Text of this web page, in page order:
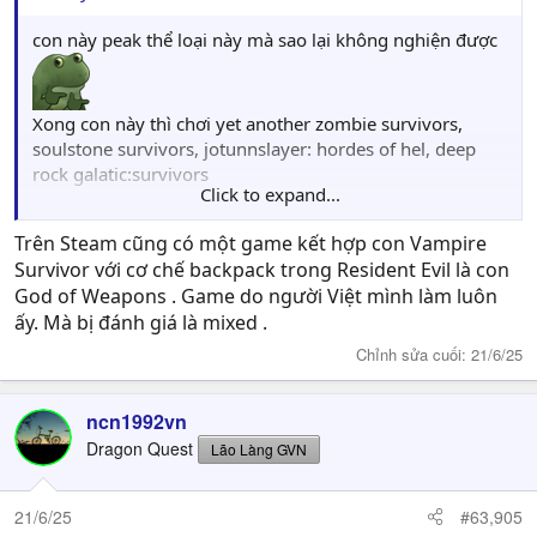
con này peak thể loại này mà sao lại không nghiện được
Xong con này thì chơi yet another zombie survivors,
soulstone survivors, jotunnslayer: hordes of hel, deep
rock galatic:survivors
Muốn đổi gió thì nên chơi con này khá vui
View attachment 683062
Click to expand...
Trên Steam cũng có một game kết hợp con Vampire
Survivor với cơ chế backpack trong Resident Evil là con
God of Weapons . Game do người Việt mình làm luôn
ấy. Mà bị đánh giá là mixed .
Chỉnh sửa cuối: 21/6/25
ncn1992vn
Dragon Quest Lão Làng GVN
21/6/25 #63,905